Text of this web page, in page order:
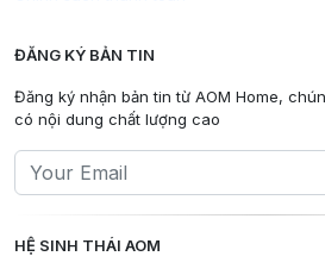
ĐĂNG KÝ BẢN TIN
Đăng ký nhận bản tin từ AOM Home,
có nội dung chất lượng cao
HỆ SINH THÁI AOM